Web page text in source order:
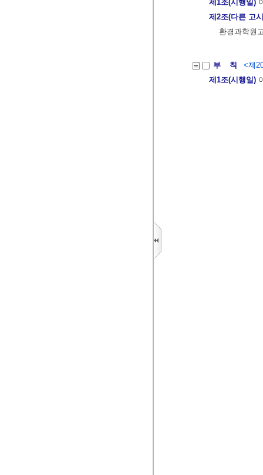
제1조(시행일)
제2조(다른 고
환경과학원
부 칙
<제
제1조(시행일)